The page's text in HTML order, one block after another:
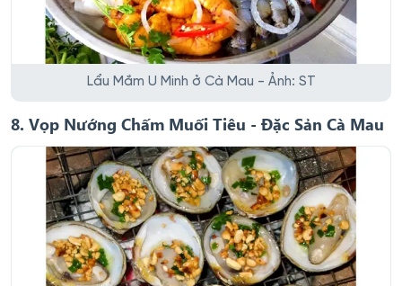
Lẩu Mắm U Minh ở Cà Mau - Ảnh: ST
8. Vọp Nướng Chấm Muối Tiêu - Đặc Sản Cà Mau